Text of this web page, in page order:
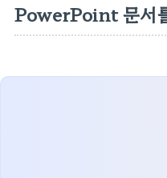
PowerPoint 문서